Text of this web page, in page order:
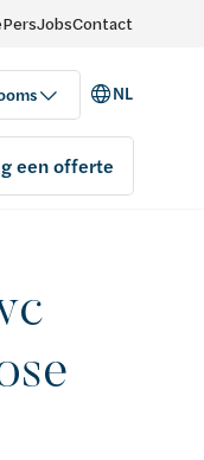
PersJobsContact
NL
een offerte